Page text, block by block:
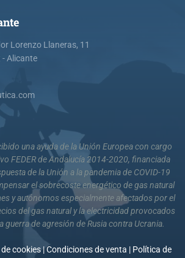
Lorenzo Llaneras, 11
- Alicante
una ayuda de la Unión Europea con cargo
FEDER de Andalucía 2014-2020, financiada
de la Unión a la pandemia de COVID-19
el sobrecoste energético de gas natural
y autónomos especialmente afectados por el
del gas natural y la electricidad provocados
guerra de agresión de Rusia contra Ucrania.
cookies|Condiciones de venta | Política de